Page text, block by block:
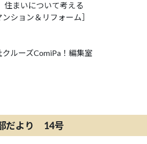
住まいについて考える
ンション＆リフォーム］
クルーズComiPa！編集室
だより 14号